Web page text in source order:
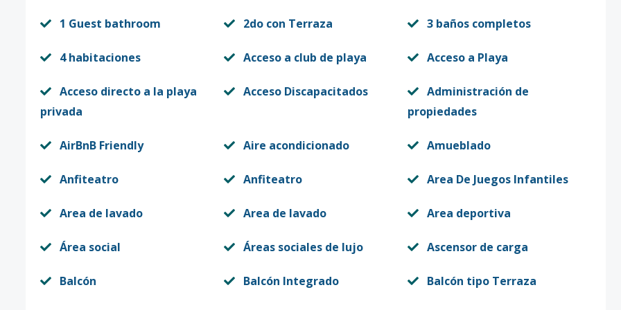
1 Guest bathroom 2do con Terraza 3 baños completos
4 habitaciones Acceso a club de playa Acceso a Playa
Acceso directo a la playa
privada
Acceso Discapacitados
Administración de
propiedades
AirBnB Friendly Aire acondicionado Amueblado
Anfiteatro Anfiteatro Area De Juegos Infantiles
Area de lavado Area de lavado Area deportiva
Área social Áreas sociales de lujo Ascensor de carga
Balcón Balcón Integrado Balcón tipo Terraza